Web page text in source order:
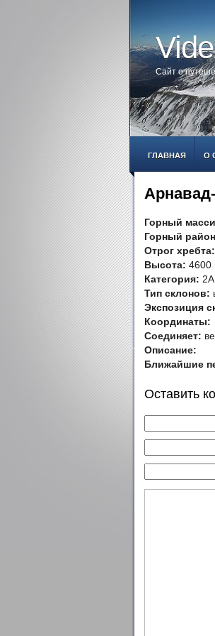
Сайт о
ГЛАВНАЯ О
Горный
Горный
Отрог хребта:
Высота: 4600
Категория: 2А
Тип склонов:
Экспозиция
Координаты:
Соединяет:
Описание:
Ближайшие
Оставить